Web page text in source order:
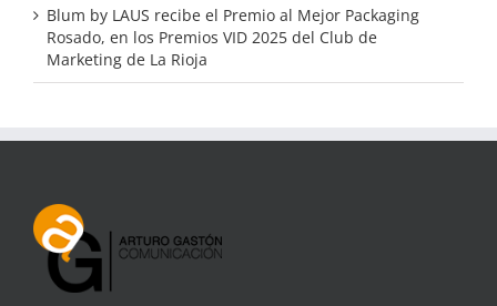
Blum by LAUS recibe el Premio al Mejor Packaging
Rosado, en los Premios VID 2025 del Club de
Marketing de La Rioja